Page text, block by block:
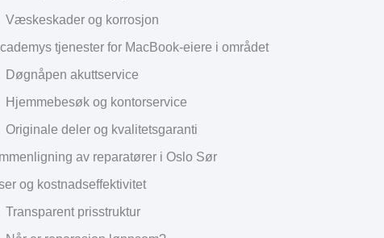
Væskeskader og korrosjon
tjenester for MacBook-eiere i området
Døgnåpen akuttservice
Hjemmebesøk og kontorservice
Originale deler og kvalitetsgaranti
av reparatører i Oslo Sør
og kostnadseffektivitet
Transparent prisstruktur